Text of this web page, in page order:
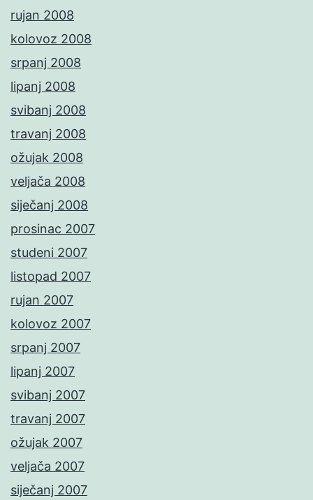
rujan 2008
kolovoz 2008
srpanj 2008
lipanj 2008
svibanj 2008
travanj 2008
ožujak 2008
veljača 2008
siječanj 2008
prosinac 2007
studeni 2007
listopad 2007
rujan 2007
kolovoz 2007
srpanj 2007
lipanj 2007
svibanj 2007
travanj 2007
ožujak 2007
veljača 2007
siječanj 2007